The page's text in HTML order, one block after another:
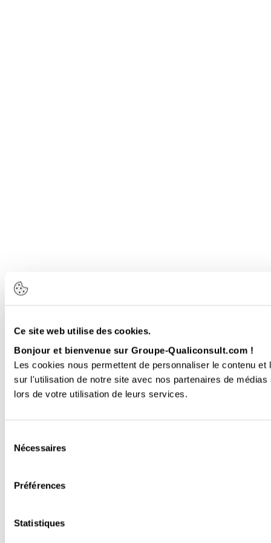
Ce site web utilise des cookies.
Bonjour et bienvenue sur Groupe-Qualiconsult.com !
Les cookies nous permettent de personnaliser le contenu
sur l'utilisation de notre site avec nos partenaires de
lors de votre utilisation de leurs services.
Nécessaires
Préférences
Statistiques